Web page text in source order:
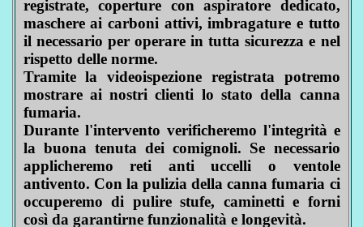
registrate, coperture con aspiratore dedicato,
maschere ai carboni attivi, imbragature e tutto
il necessario per operare in tutta sicurezza e nel
rispetto delle norme.
Tramite la videoispezione registrata potremo
mostrare ai nostri clienti lo stato della canna
fumaria.
Durante l'intervento verificheremo l'integrità e
la buona tenuta dei comignoli. Se necessario
applicheremo reti anti uccelli o ventole
antivento. Con la pulizia della canna fumaria ci
occuperemo di pulire stufe, caminetti e forni
così da garantirne funzionalità e longevità.